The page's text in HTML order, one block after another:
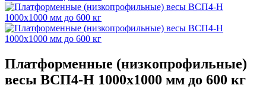
Платформенные (низкопрофильные)
весы ВСП4-Н 1000х1000 мм до 600 кг